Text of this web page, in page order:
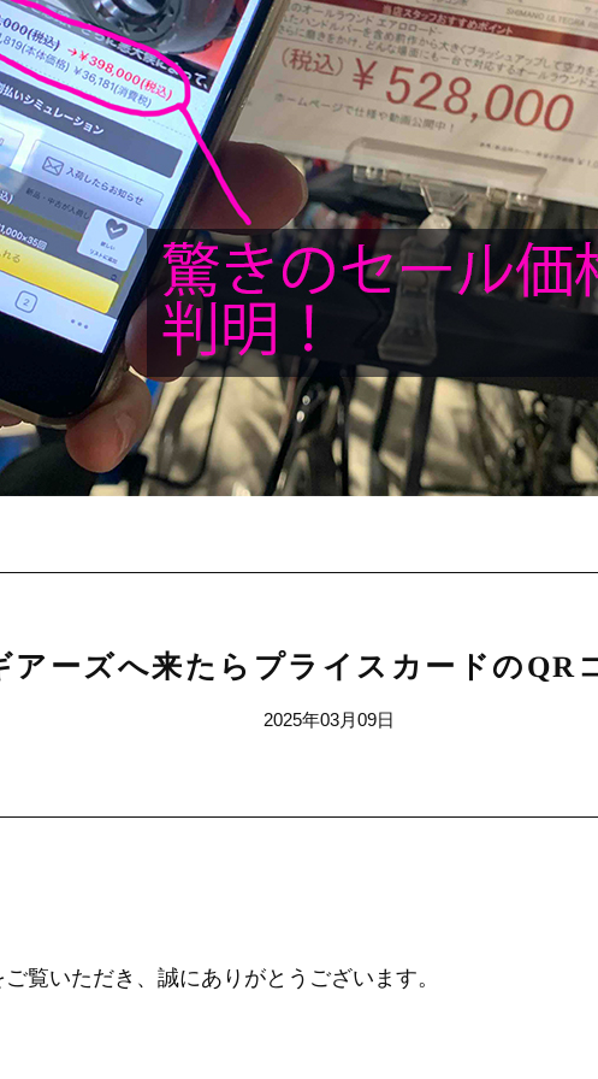
アーズへ来たらプライスカードのQR
2025年03月09日
覧いただき、誠にありがとうございます。